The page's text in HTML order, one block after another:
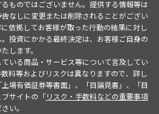
ものではございません。提供する情報等は
なしに変更または削除されることがござい
依拠してお客様が取った行動の結果に対し
投資にかかる最終決定は、お客様ご自身の
します。
いる商品・サービス等について言及してい
料等およびリスクは異なりますので、詳し
場有価証券等書面」、「目論見書」、「目
サイトの「リスク・手数料などの重要事項
い。